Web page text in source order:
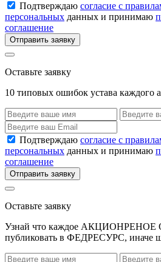
Подтверждаю согласие с
персональных данных и принимаю
соглашение
Отправить заявку
Оставьте заявку
10 типовых ошибок устава каждого
Подтверждаю согласие с
персональных данных и принимаю
соглашение
Отправить заявку
Оставьте заявку
Узнай что каждое АКЦИОНРЕНОЕ
публиковать в ФЕДРЕСУРС, иначе